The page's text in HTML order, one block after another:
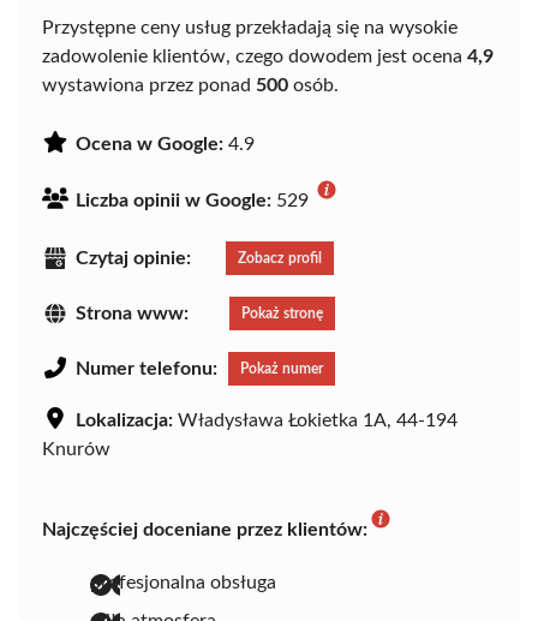
Przystępne ceny usług przekładają się na wysokie
zadowolenie klientów, czego dowodem jest ocena 4,9
wystawiona przez ponad 500 osób.
Ocena w Google: 4.9
Liczba opinii w Google: 529
Czytaj opinie: Zobacz profil
Strona www: Pokaż stronę
Numer telefonu: Pokaż numer
Lokalizacja: Władysława Łokietka 1A, 44-194
Knurów
Najczęściej doceniane przez klientów:
profesjonalna obsługa